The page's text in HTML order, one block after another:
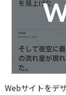
Webサイトをデ